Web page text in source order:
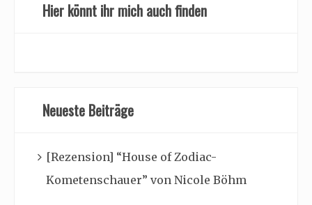
Hier könnt ihr mich auch finden
Neueste Beiträge
[Rezension] “House of Zodiac-
Kometenschauer” von Nicole Böhm